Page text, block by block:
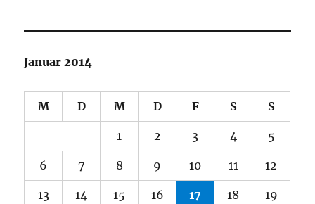
Januar 2014
M D M D F S S
1 2 3 4 5
6 7 8 9 10 11 12
13 14 15 16 17 18 19